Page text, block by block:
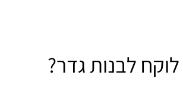
לבנות גדר?